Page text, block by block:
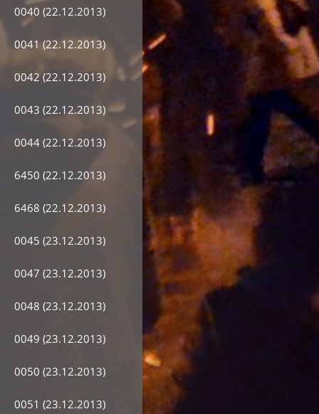
0040 (22.12.2013)
0041 (22.12.2013)
0042 (22.12.2013)
0043 (22.12.2013)
0044 (22.12.2013)
6450 (22.12.2013)
6468 (22.12.2013)
0045 (23.12.2013)
0047 (23.12.2013)
0048 (23.12.2013)
0049 (23.12.2013)
0050 (23.12.2013)
0051 (23.12.2013)